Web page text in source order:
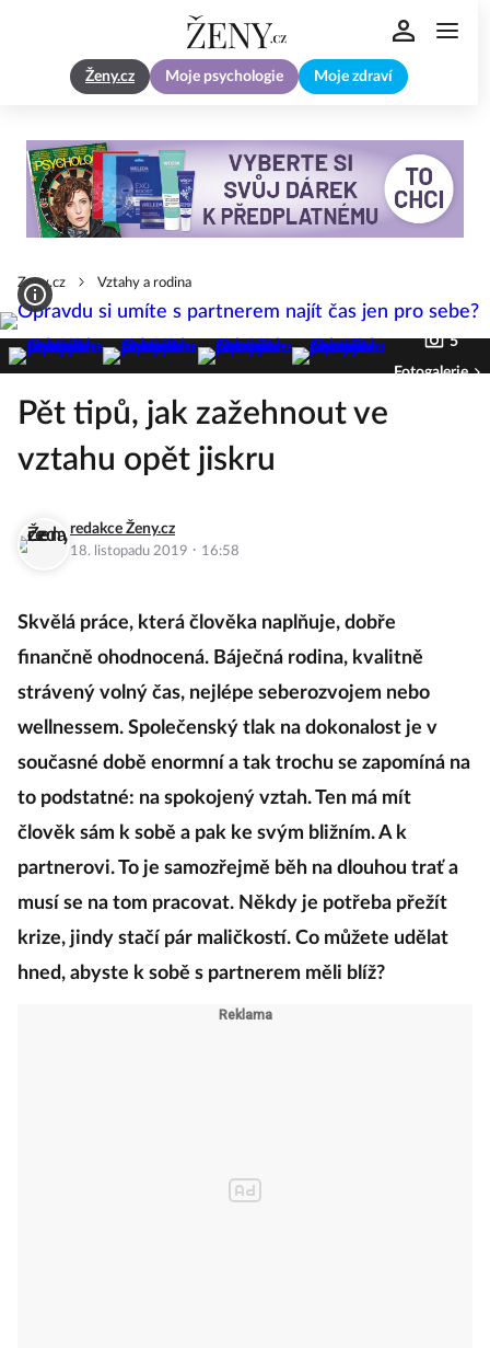
Ženy.cz Moje psychologie Moje zdraví
Zeny.cz Vztahy a rodina
5
Fotogalerie
Pět tipů, jak zažehnout ve
vztahu opět jiskru
redakce Ženy.cz
18. listopadu 2019 · 16:58
Skvělá práce, která člověka naplňuje, dobře
finančně ohodnocená. Báječná rodina, kvalitně
strávený volný čas, nejlépe seberozvojem nebo
wellnessem. Společenský tlak na dokonalost je v
současné době enormní a tak trochu se zapomíná na
to podstatné: na spokojený vztah. Ten má mít
člověk sám k sobě a pak ke svým bližním. A k
partnerovi. To je samozřejmě běh na dlouhou trať a
musí se na tom pracovat. Někdy je potřeba přežít
krize, jindy stačí pár maličkostí. Co můžete udělat
hned, abyste k sobě s partnerem měli blíž?